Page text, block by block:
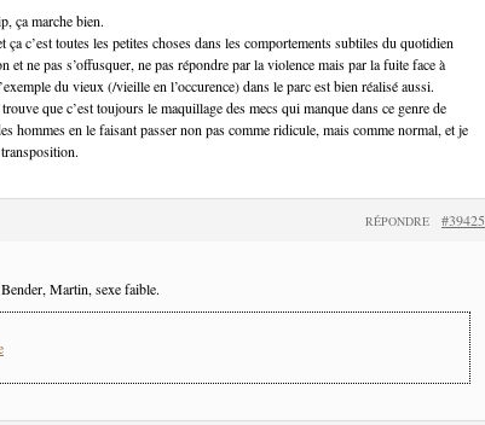
ça marche bien.
ça c’est toutes les petites choses dans les comportements subtiles du quotidien
et ne pas s’offusquer, ne pas répondre par la violence mais par la fuite face à
du vieux (/vieille en l’occurence) dans le parc est bien réalisé aussi.
que c’est toujours le maquillage des mecs qui manque dans ce genre de
hommes en le faisant passer non pas comme ridicule, mais comme normal, et je
#39425
RÉPONDRE
Martin, sexe faible.